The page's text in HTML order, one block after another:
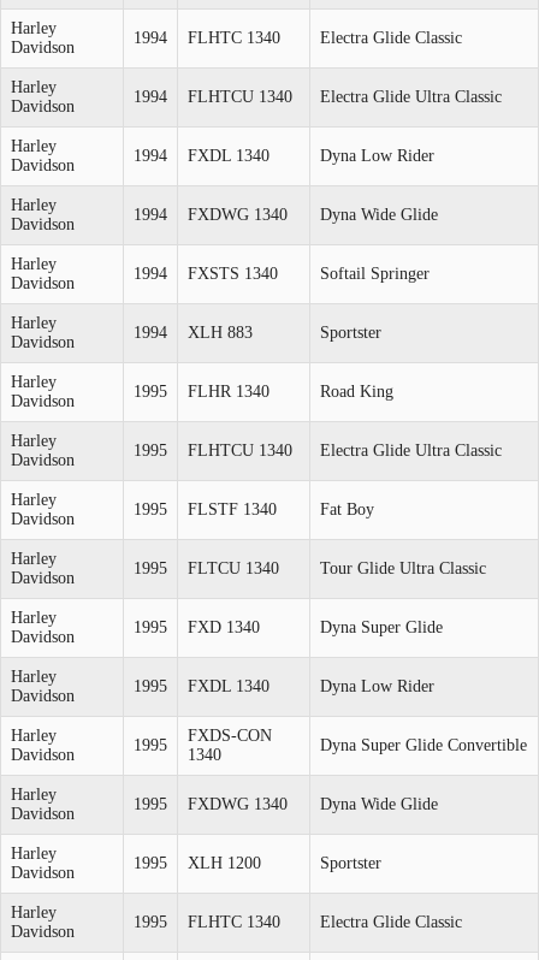
Harley
Davidson
1994 FLHTC 1340 Electra Glide Classic
Harley
Davidson
1994 FLHTCU 1340 Electra Glide Ultra Classic
Harley
Davidson
1994 FXDL 1340 Dyna Low Rider
Harley
Davidson
1994 FXDWG 1340 Dyna Wide Glide
Harley
Davidson
1994 FXSTS 1340 Softail Springer
Harley
Davidson
1994 XLH 883 Sportster
Harley
Davidson
1995 FLHR 1340 Road King
Harley
Davidson
1995 FLHTCU 1340 Electra Glide Ultra Classic
Harley
Davidson
1995 FLSTF 1340 Fat Boy
Harley
Davidson
1995 FLTCU 1340 Tour Glide Ultra Classic
Harley
Davidson
1995 FXD 1340 Dyna Super Glide
Harley
Davidson
1995 FXDL 1340 Dyna Low Rider
Harley
Davidson
1995
FXDS-CON
1340
Dyna Super Glide Convertible
Harley
Davidson
1995 FXDWG 1340 Dyna Wide Glide
Harley
Davidson
1995 XLH 1200 Sportster
Harley
Davidson
1995 FLHTC 1340 Electra Glide Classic